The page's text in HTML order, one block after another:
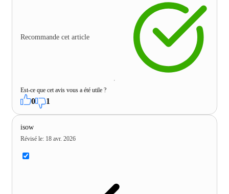
Recommande cet article
Est-ce que cet avis vous a été utile ?
0 1
isow
Révisé le: 18 avr. 2026